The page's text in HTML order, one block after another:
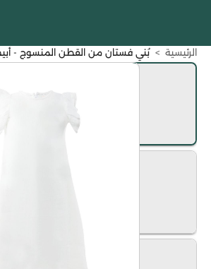
الرئيسية > بُني فستان من القطن المنسوج - أبيض - 10-